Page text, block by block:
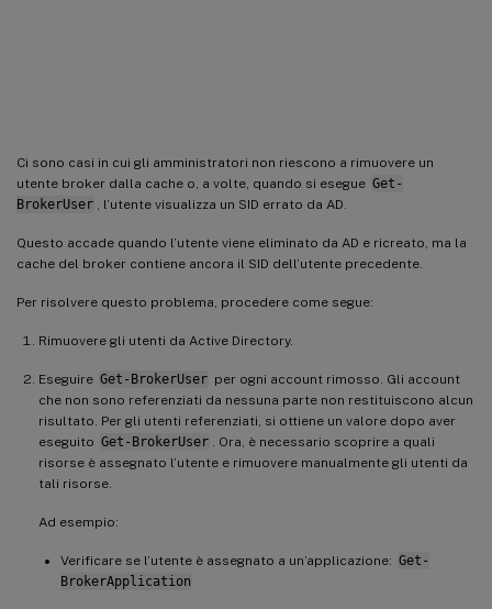
Ci sono casi in cui gli amministratori non riescono a rimuovere un
utente broker dalla cache o, a volte, quando si esegue Get-
BrokerUser
, l’utente visualizza un SID errato da AD.
Questo accade quando l’utente viene eliminato da AD e ricreato, ma la
cache del broker contiene ancora il SID dell’utente precedente.
Per risolvere questo problema, procedere come segue:
Rimuovere gli utenti da Active Directory.
Eseguire Get-BrokerUser per ogni account rimosso. Gli account
che non sono referenziati da nessuna parte non restituiscono alcun
risultato. Per gli utenti referenziati, si ottiene un valore dopo aver
eseguito Get-BrokerUser
. Ora, è necessario scoprire a quali
risorse è assegnato l’utente e rimuovere manualmente gli utenti da
tali risorse.
Ad esempio:
Verificare se l’utente è assegnato a un’applicazione: Get-
BrokerApplication